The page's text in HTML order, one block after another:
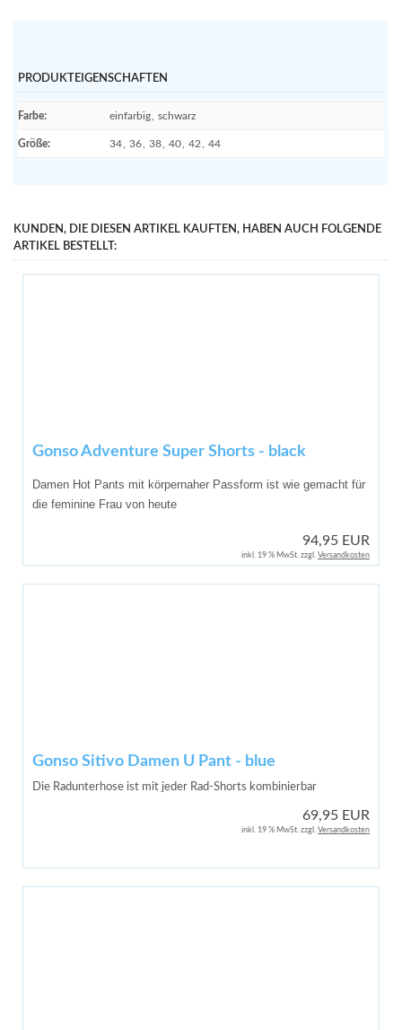
PRODUKTEIGENSCHAFTEN
Farbe: einfarbig schwarz
Größe: 34 36 38 40 42 44
KUNDEN, DIE DIESEN ARTIKEL KAUFTEN, HABEN AUCH FOLGENDE
ARTIKEL BESTELLT:
Gonso Adventure Super Shorts - black
Damen Hot Pants mit körpernaher Passform ist wie gemacht für
die feminine Frau von heute
94,95 EUR
inkl. 19 % MwSt. zzgl. Versandkosten
Gonso Sitivo Damen U Pant - blue
Die Radunterhose ist mit jeder Rad-Shorts kombinierbar
69,95 EUR
inkl. 19 % MwSt. zzgl. Versandkosten